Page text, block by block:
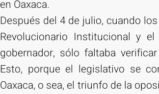
en Oaxaca.
Después del 4 de julio, cuando
Revolucionario Institucional y
gobernador, sólo faltaba
Esto, porque el legislativo se
Oaxaca, o sea, el triunfo de la